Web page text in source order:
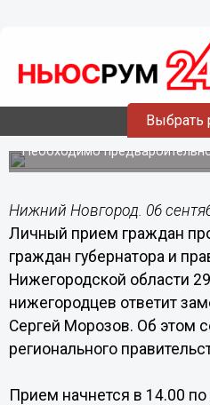
Выбрать
Заместитель
Нижегородской
личный прием
Необходимо
Нижний Новгород. 06
Личный прием граждан
граждан губернатора и
Нижегородской области
нижегородцев ответит
Сергей Морозов. Об этом
регионального
Прием начнется в 14.00